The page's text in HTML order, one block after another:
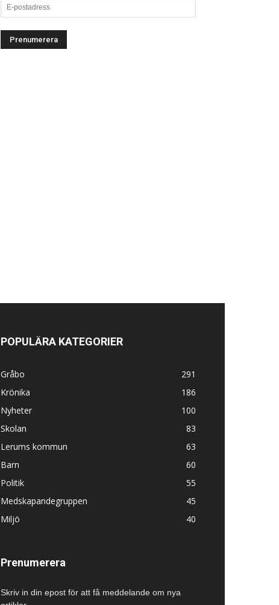
E-
postadress
POPULÄRA KATEGORIER
Gråbo
291
Krönika
186
Nyheter
100
Skolan
83
Lerums kommun
63
Barn
60
Politik
55
Medskapandegruppen
45
Miljö
40
Prenumerera
Skriv in din epost för att få meddelande om nya